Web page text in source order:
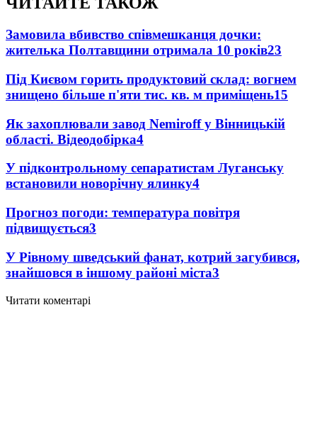
Замовила вбивство співмешканця дочки:
жителька Полтавщини отримала 10 років23
Під Києвом горить продуктовий склад: вогнем
знищено більше п'яти тис. кв. м приміщень15
Як захоплювали завод Nemiroff у Вінницькій
області. Відеодобірка4
У підконтрольному сепаратистам Луганську
встановили новорічну ялинку4
Прогноз погоди: температура повітря
підвищується3
У Рівному шведський фанат, котрий загубився,
знайшовся в іншому районі міста3
Читати коментарі